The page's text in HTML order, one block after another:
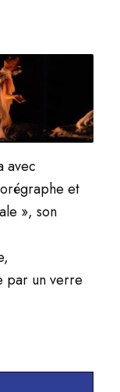
avec
et
», son
par un verre